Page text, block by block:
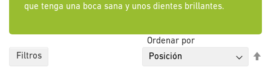
que tenga una boca sana y unos dientes brillantes.
Ordenar por
Filtros